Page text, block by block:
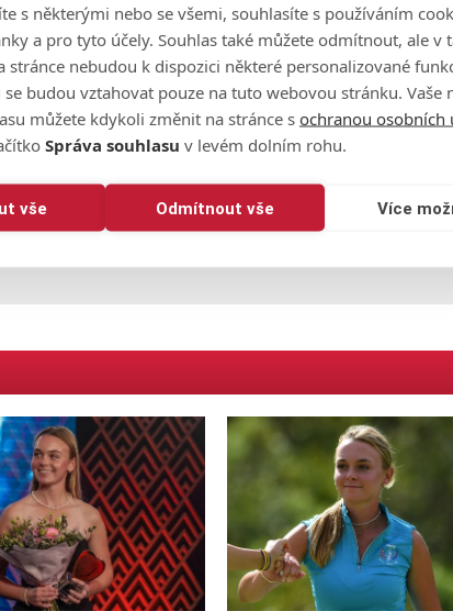
s některými nebo se všemi, souhlasíte s používáním
a pro tyto účely. Souhlas také můžete odmítnout, ale v
stránce nebudou k dispozici některé personalizované
budou vztahovat pouze na tuto webovou stránku. Vaše
můžete kdykoli změnit na stránce sochranou osobních
Správa souhlasu v levém dolním rohu.
vše Odmítnout vše Více
řekla směrem k finálovému dni hvězda letošního